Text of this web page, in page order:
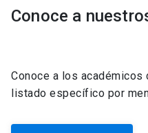
Conoce a
Conoce a los académicos
listado específico por